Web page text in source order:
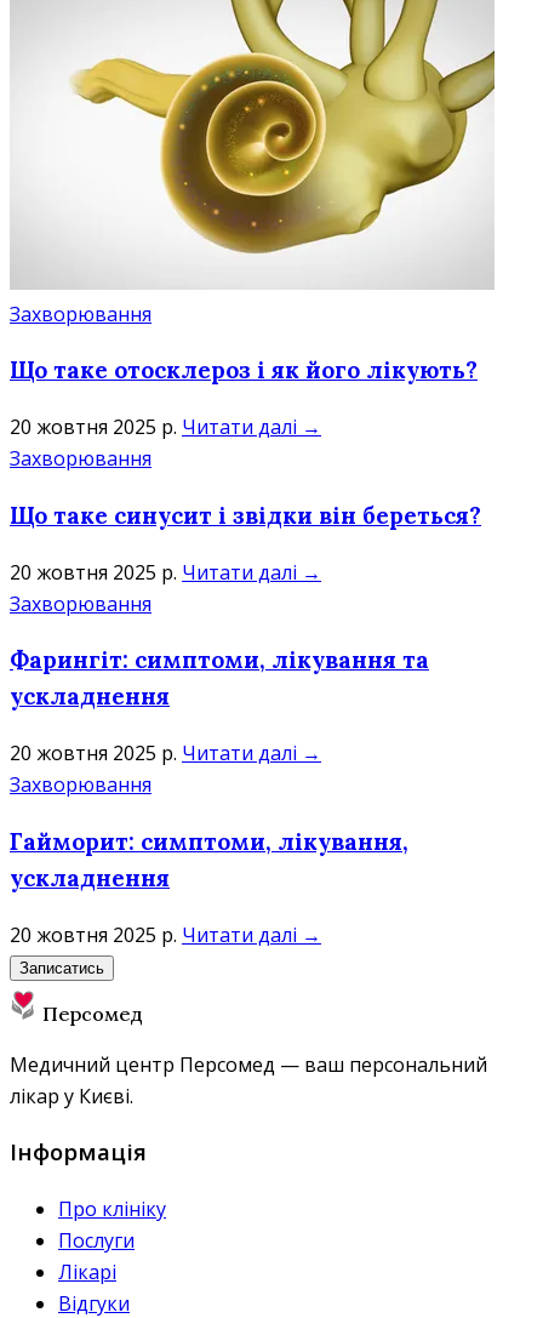
Захворювання
Що таке отосклероз і як його лікують?
20 жовтня 2025 р. Читати далі →
Захворювання
Що таке синусит і звідки він береться?
20 жовтня 2025 р. Читати далі →
Захворювання
Фарингіт: симптоми, лікування та
ускладнення
20 жовтня 2025 р. Читати далі →
Захворювання
Гайморит: симптоми, лікування,
ускладнення
20 жовтня 2025 р. Читати далі →
Записатись
Персомед
Медичний центр Персомед — ваш персональний
лікар у Києві.
Інформація
Про клініку
Послуги
Лікарі
Відгуки